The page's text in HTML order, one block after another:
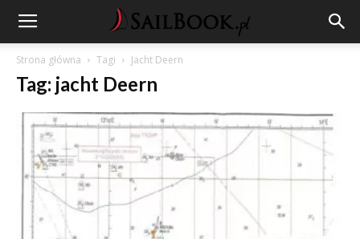
Strona główna Tagi Jacht Deern
Tag: jacht Deern